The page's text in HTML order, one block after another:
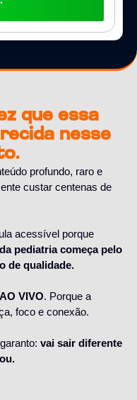
que essa
nesse
profundo, raro e
custar centenas de
acessível porque
pediatria começa pelo
de qualidade.
AO VIVO. Porque a
foco e conexão.
vai sair diferente